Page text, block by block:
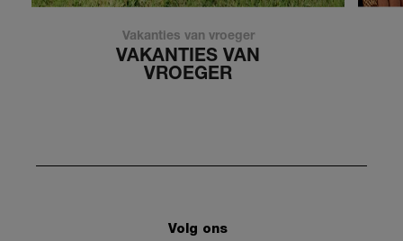
Vakanties van vroeger
VAKANTIES VAN
VROEGER
Volg ons